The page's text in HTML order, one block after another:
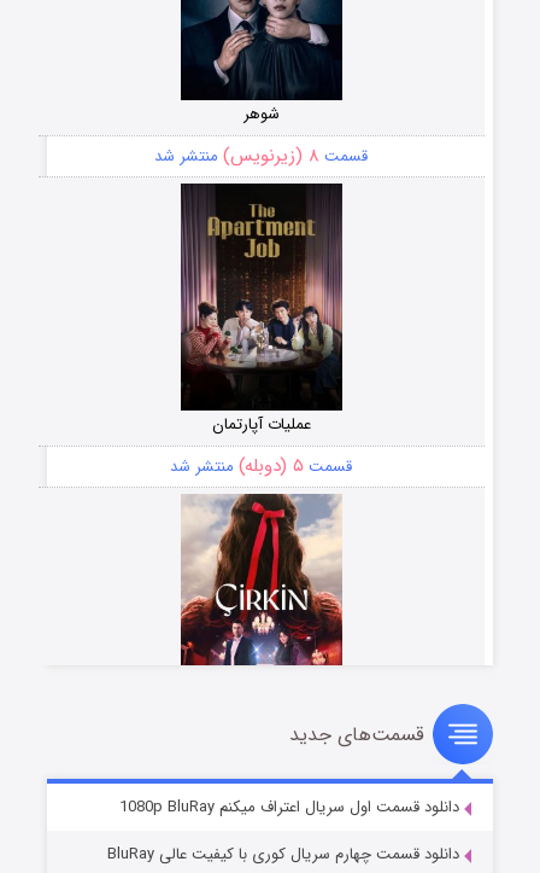
شوهر
قسمت ۸ (زیرنویس) منتشر شد
عملیات آپارتمان
قسمت ۵ (دوبله) منتشر شد
سریال زشت
قسمت۲ (زیرنویس) منتشر شد
قسمت‌های جدید
دانلود قسمت اول سریال اعتراف میکنم 1080p BluRay
دانلود قسمت چهارم سریال کوری با کیفیت عالی BluRay